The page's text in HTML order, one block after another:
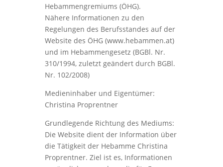
Hebammengremiums (ÖHG).
Nähere Informationen zu den
Regelungen des Berufsstandes auf der
Website des ÖHG (www.hebammen.at)
und im Hebammengesetz (BGBl. Nr.
310/1994, zuletzt geändert durch BGBl.
Nr. 102/2008)
Medieninhaber und Eigentümer:
Christina Proprentner
Grundlegende Richtung des Mediums:
Die Website dient der Information über
die Tätigkeit der Hebamme Christina
Proprentner. Ziel ist es, Informationen